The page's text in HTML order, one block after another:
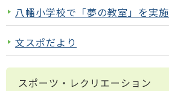
八幡小学校で「夢の教室」を実施
文スポだより
スポーツ・レクリエーション